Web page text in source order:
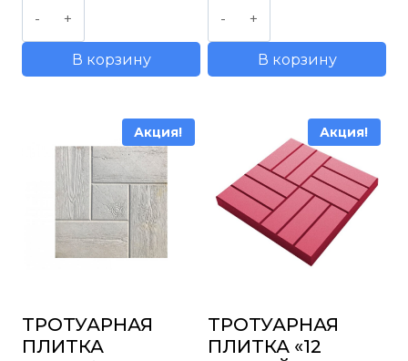
1200,00 руб..
950,00 руб..
товара
Тротуарная
доски"
серый
В корзину
1200,00 руб..
товара
Брусчатка
В корзину
Акция!
ТРОТУАРНАЯ
ПЛИТКА
Акция!
ТРОТУАРНАЯ
ПЛИТКА «12